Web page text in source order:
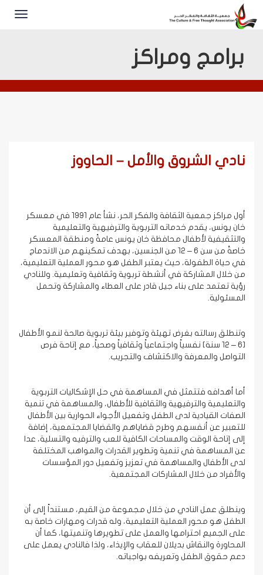
برامج ومراكز
نادي الشروق والأمل – الحاووز
أول مراكز جمعية الثقافة والفكر الحر، نشأ عام 1991 في معسكر
خان يونس، يقدم خدماته التربوية والترفيهية والتعليمية
والتثقيفية لأطفال محافظة خان يونس عامةً ومنطقة المعسكر
خاصةً من سن 6 – 12 من الجنسين، بهدف تمكينهم من الاندماج
في حياة الطفولة، حيث يعتبر الطفل هو محور العملية التعليمية،
من خلال المشاركة في أنشطة تربوية وثقافية وتعليمية. وللنادي
رؤية تعتمد على بناء جيل قادر على العطاء والمشاركة وتحمل
المسئولية.
وتنطلق رسالته بغرض تهيئة وتوفير بيئة تربوية صالحة لنمو الأطفال
[6 – 12 سنة] نفسياً واجتماعياً وثقافياً وصحياً، مع إتاحة فرص
التواصل والمعرفة والاكتشاف والتجريب.
أما أهدافه فتتمثل في المساهمة في حل الإشكاليات التربوية
والتعليمية والترفيهية والثقافية للأطفال، والمساهمة في تنمية
الصفات القيادية لدى الطفل وتفعيل الأجواء الحوارية بين الأطفال
للتعبير عن أنفسهم وطرح قضاياهم والقضايا المجتمعية، إضافة
إلى إتاحة الوقت والمساحات الكافية للعب والترفيه والتسلية، عدا
عن المساهمة في تنمية وتطوير القدرات والمواهب المختلفة
لدى الأطفال والمساهمة في تعزيز وتفعيل دور المؤسسات
والأفراد من خلال المشاركات المجتمعية.
وينطلق عمل النادي من خلال مجموعة من القيم، مستنداً إلى أن
الطفل هو محور العملية التعليمية، وله قدرات ومهارات خاصة به
على الجميع احترامها والعمل على تطويرها وتنميتها، كما أن
المحاورة والنقاش بديلان للعقاب والإيذاء، ولذا فالنادي يعمل على
دعم حقوق الطفل وتعريفه بواجباته.